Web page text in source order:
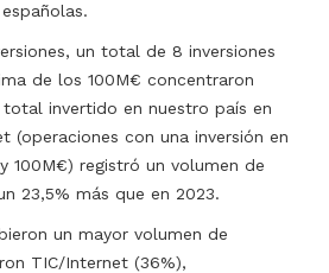
un total de 8 inversiones
de los 100M€ concentraron
invertido en nuestro país en
(operaciones con una inversión en
100M€) registró un volumen de
23,5% más que en 2023.
un mayor volumen de
TIC/Internet (36%),